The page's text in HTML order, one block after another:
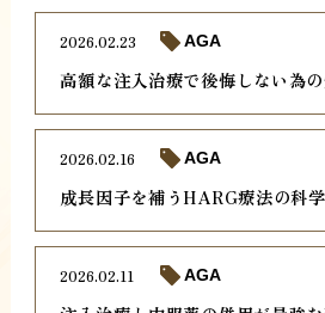
高額な注入治療で後悔しない為
2026.02.23 AGA
成長因子を補うHARG療法の科
2026.02.16 AGA
2026.02.11 AGA